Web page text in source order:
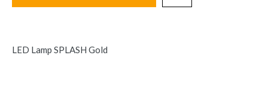
LED Lamp SPLASH Gold